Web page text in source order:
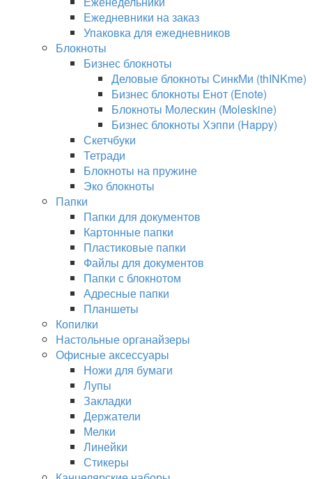
Ежедневники на заказ
Упаковка для ежедневников
Блокноты
Бизнес блокноты
Деловые блокноты СинкМи (thINKme)
Бизнес блокноты Енот (Enote)
Блокноты Молескин (Moleskine)
Бизнес блокноты Хэппи (Happy)
Скетчбуки
Тетради
Блокноты на пружине
Эко блокноты
Папки
Папки для документов
Картонные папки
Пластиковые папки
Файлы для документов
Папки с блокнотом
Адресные папки
Планшеты
Копилки
Настольные органайзеры
Офисные аксессуары
Ножи для бумаги
Лупы
Закладки
Держатели
Мелки
Линейки
Стикеры